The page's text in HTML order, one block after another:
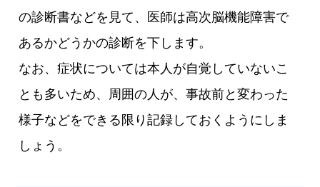
の診断書などを見て、医師は高次脳機能障害で
あるかどうかの診断を下します。
なお、症状については本人が自覚していないこ
とも多いため、周囲の人が、事故前と変わった
様子などをできる限り記録しておくようにしま
しょう。